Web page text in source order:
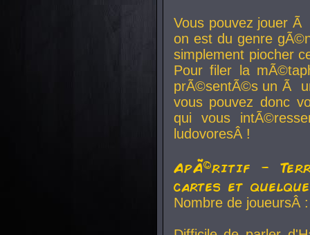
Vous pouvez jouer
on est du genre
simplement piocher
Pour filer la
prÃ©sentÃ©s un Ã
vous pouvez donc
qui vous
ludovoresÂ !
ApÃ©ritif -
cartes et
Nombre de